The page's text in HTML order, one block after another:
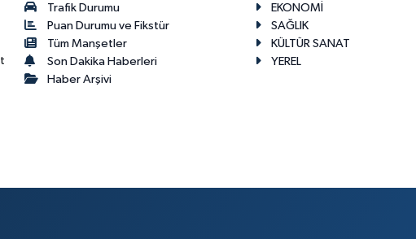
Trafik Durumu
Puan Durumu ve Fikstür
Tüm Manşetler
Son Dakika Haberleri
Haber Arşivi
EKONOMİ
SAĞLIK
KÜLTÜR SANAT
YEREL